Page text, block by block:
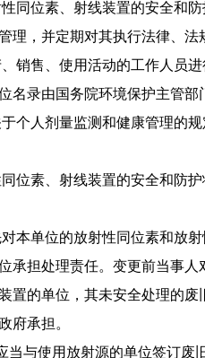
同位素、射线装置的安全和
理，并定期对其执行法律、法
销售、使用活动的工作人员
名录由国务院环境保护主管部
个人剂量监测和健康管理的
位素、射线装置的安全和防
本单位的放射性同位素和放
承担处理责任。变更前当事人
置的单位，其未安全处理的废
府承担。
当与使用放射源的单位签订废